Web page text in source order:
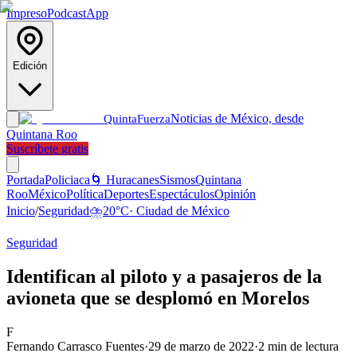
ImpresoPodcastApp
Edición
QuintaFuerzaNoticias de México, desde
Quintana Roo
Suscríbete gratis
PortadaPoliciaca 🌀 HuracanesSismosQuintana
RooMéxicoPolíticaDeportesEspectáculosOpinión
Inicio/Seguridad⛈️20°C· Ciudad de México
Seguridad
Identifican al piloto y a pasajeros de la
avioneta que se desplomó en Morelos
F
Fernando Carrasco Fuentes·29 de marzo de 2022·2 min de lectura